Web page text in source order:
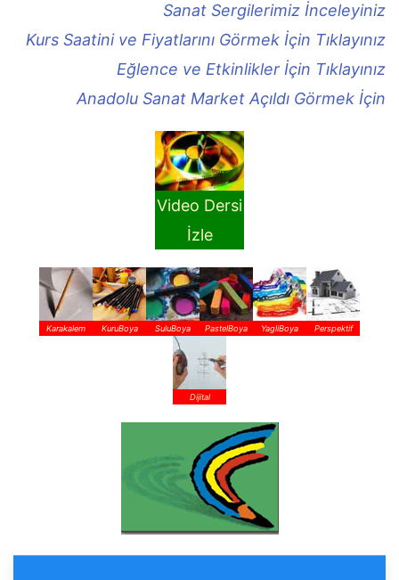
Sanat Sergilerimiz İnceleyiniz
Kurs Saatini ve Fiyatlarını Görmek İçin Tıklayınız
Eğlence ve Etkinlikler İçin Tıklayınız
Anadolu Sanat Market Açıldı Görmek İçin
Video Dersi
İzle
Karakalem KuruBoya SuluBoya PastelBoya YagliBoya Perspektif
Dijital